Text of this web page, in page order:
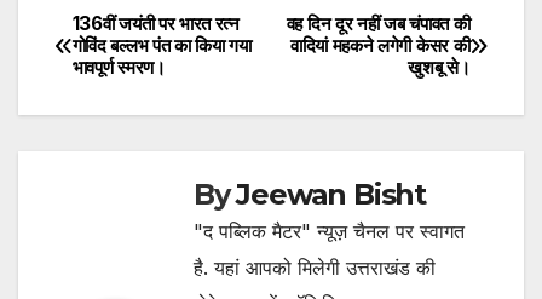
Post
navigation
वह दिन दूर नहीं जब चंपावत की
वादियां महकने लगेगी केसर की
खुशबू से।
136वीं जयंती पर भारत रत्न
गोविंद बल्लभ पंत का किया गया
भावपूर्ण स्मरण।
ByJeewan Bisht
"द पब्लिक मैटर" न्यूज़ चैनल पर स्वागत
है. यहां आपको मिलेगी उत्तराखंड की